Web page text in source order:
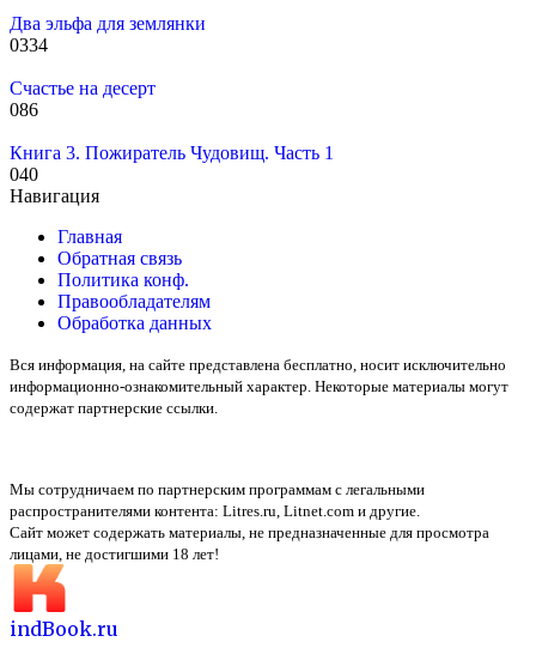
Два эльфа для землянки
0334
Счастье на десерт
086
Книга 3. Пожиратель Чудовищ. Часть 1
040
Навигация
Главная
Обратная связь
Политика конф.
Правообладателям
Обработка данных
Вся информация, на сайте представлена бесплатно, носит исключительно
информационно-ознакомительный характер. Некоторые материалы могут
содержат партнерские ссылки.
Мы сотрудничаем по партнерским программам с легальными
распространителями контента: Litres.ru, Litnet.com и другие.
Сайт может содержать материалы, не предназначенные для просмотра
лицами, не достигшими 18 лет!
indBook.ru